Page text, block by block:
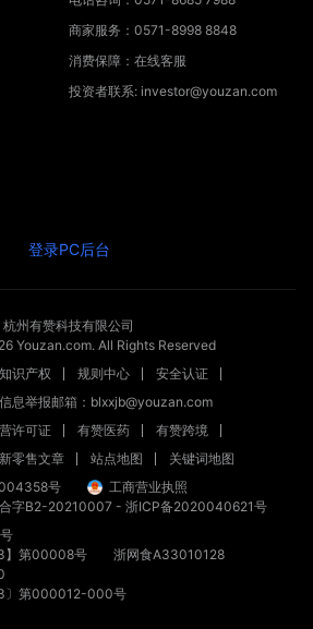
商家服务：0571-8998 8848
消费保障：在线客服
投资者联系: investor@youzan.com
登录PC后台
杭州有赞科技有限公司
Youzan.com. All Rights Reserved
知识产权 规则中心
安全认证
息举报邮箱：blxxjb@youzan.com
许可证 有赞医药
有赞跨境
新零售文章 站点地图
关键词地图
号
工商营业执照
字B2-20210007 - 浙ICP备2020040621号
】第00008号
浙网食A33010128
〕第000012-000号